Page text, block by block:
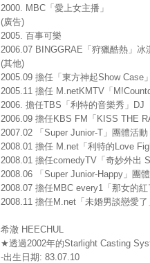
2000. MBC「愛上女主播」
(廣告)
2005. 百事可樂
2006.07 BINGGRAE「狩獵酷熱」冰
(其他)
2005.09 擔任「東方神起Show Case
2005.11 擔任 M.netKMTV「
2006. 擔任TBS「利特的音樂秀」DJ
2006.09 擔任KBS FM「KISS THE
2007.02 「Super Junior-T」團體活動
2008.01 擔任 M.net「利特的Love
2008.01 擔任comedyTV「奇妙外出
2008.06 「Super Junior-Happy」團
2008.07 擔任MBC every1「那女的紅
2008.11 擔任M.net「未婚男談戀愛了
希澈 HEECHUL
★透過2002年的Starlight Casting
-出生日期: 83.07.10